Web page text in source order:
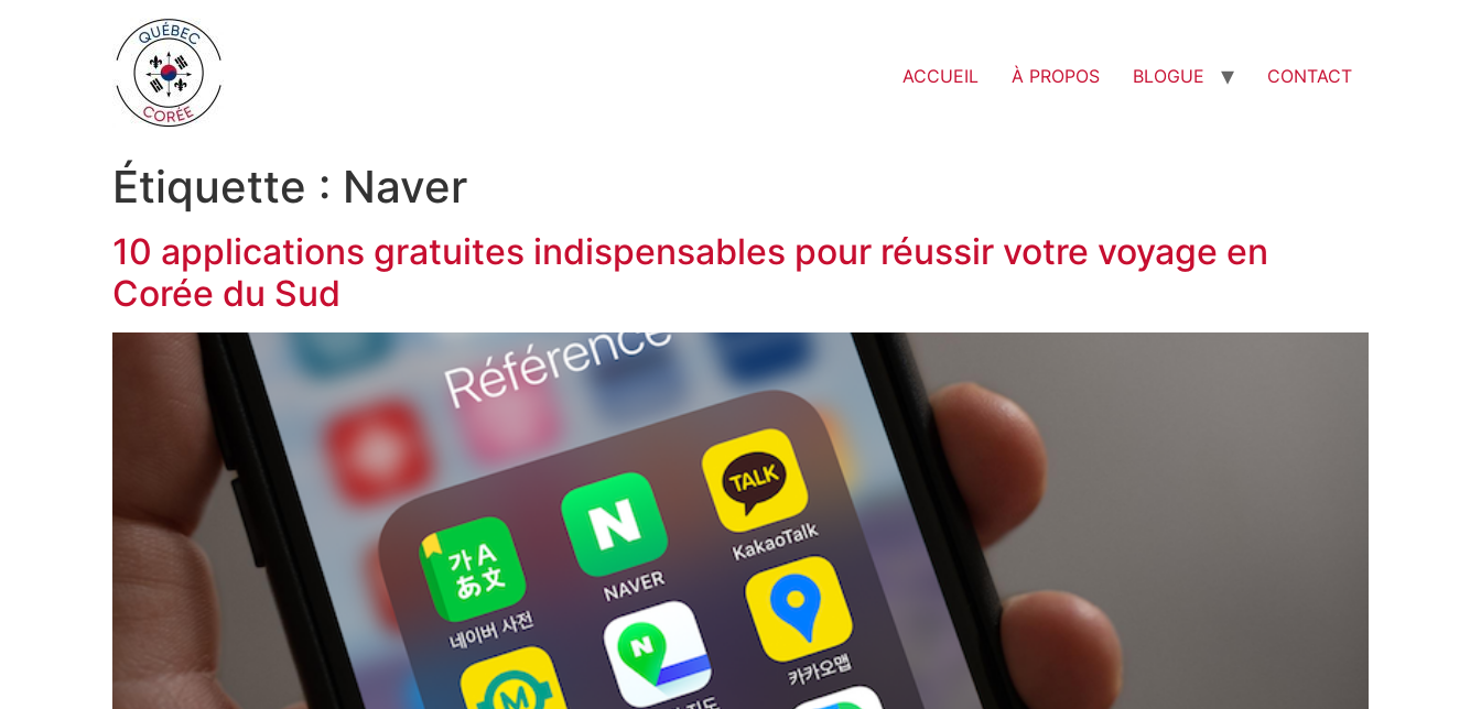
ACCUEIL À PROPOS BLOGUE CONTACT
Étiquette : Naver
10 applications gratuites indispensables pour réussir votre voyage en
Corée du Sud